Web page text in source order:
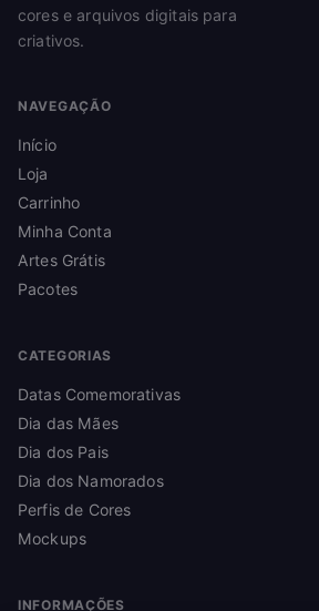
cores e arquivos digitais para
criativos.
NAVEGAÇÃO
Início
Loja
Carrinho
Minha Conta
Artes Grátis
Pacotes
CATEGORIAS
Datas Comemorativas
Dia das Mães
Dia dos Pais
Dia dos Namorados
Perfis de Cores
Mockups
INFORMAÇÕES